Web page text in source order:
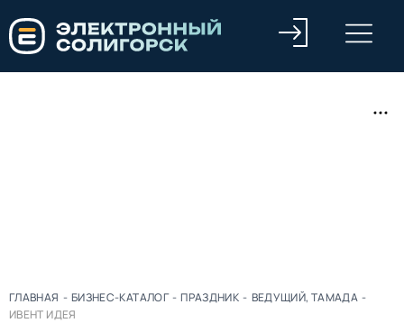
ГЛАВНАЯ - БИЗНЕС-КАТАЛОГ - ПРАЗДНИК - ВЕДУЩИЙ, ТАМАДА -
ИВЕНТ ИДЕЯ